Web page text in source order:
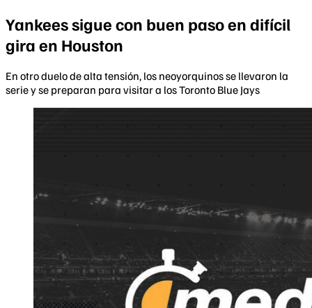
Yankees sigue con buen paso en difícil
gira en Houston
En otro duelo de alta tensión, los neoyorquinos se llevaron la
serie y se preparan para visitar a los Toronto Blue Jays